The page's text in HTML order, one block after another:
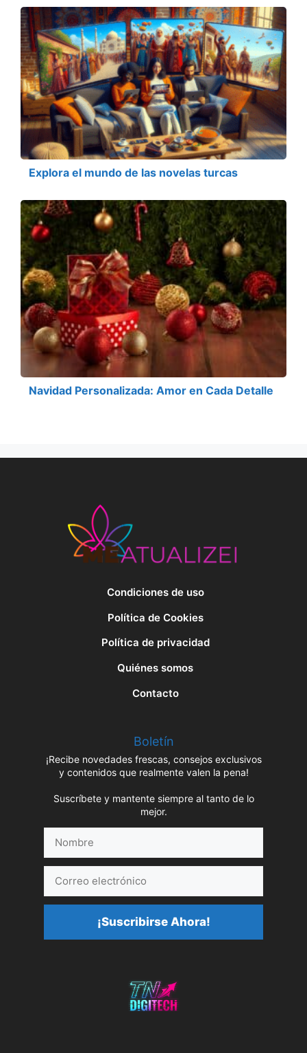
Explora el mundo de las novelas turcas
Navidad Personalizada: Amor en Cada Detalle
Condiciones de uso
Política de Cookies
Política de privacidad
Quiénes somos
Contacto
Boletín
¡Recibe novedades frescas, consejos exclusivos
y contenidos que realmente valen la pena!
Suscríbete y mantente siempre al tanto de lo
mejor.
electrónico
¡Suscribirse Ahora!